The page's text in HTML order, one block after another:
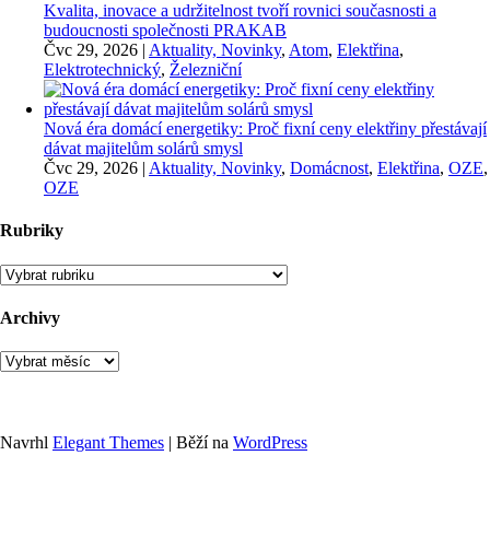
Kvalita, inovace a udržitelnost tvoří rovnici současnosti a
budoucnosti společnosti PRAKAB
Čvc 29, 2026 | Aktuality, Novinky, Atom, Elektřina,
Elektrotechnický, Železniční
Nová éra domácí energetiky: Proč fixní ceny elektřiny přestávají
dávat majitelům solárů smysl
Čvc 29, 2026 | Aktuality, Novinky, Domácnost, Elektřina, OZE,
OZE
Rubriky
Rubriky
Archivy
Archivy
Navrhl Elegant Themes | Běží na WordPress